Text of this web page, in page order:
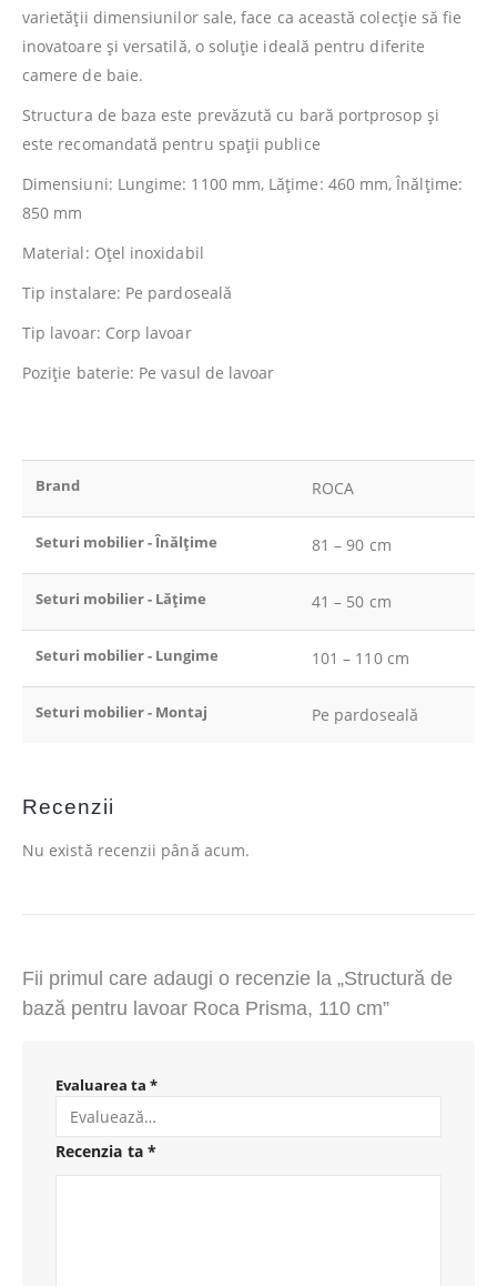
varietății dimensiunilor sale, face ca această colecție să fie
inovatoare și versatilă, o soluție ideală pentru diferite
camere de baie.
Structura de baza este prevăzută cu bară portprosop și
este recomandată pentru spaţii publice
Dimensiuni: Lungime: 1100 mm, Lăţime: 460 mm, Înălţime:
850 mm
Material: Oțel inoxidabil
Tip instalare: Pe pardoseală
Tip lavoar: Corp lavoar
Poziţie baterie: Pe vasul de lavoar
Brand ROCA
Seturi mobilier - Înălțime 81 – 90 cm
Seturi mobilier - Lățime 41 – 50 cm
Seturi mobilier - Lungime 101 – 110 cm
Seturi mobilier - Montaj Pe pardoseală
Recenzii
Nu există recenzii până acum.
Fii primul care adaugi o recenzie la „Structură de
bază pentru lavoar Roca Prisma, 110 cm”
Evaluarea ta *
Recenzia ta *